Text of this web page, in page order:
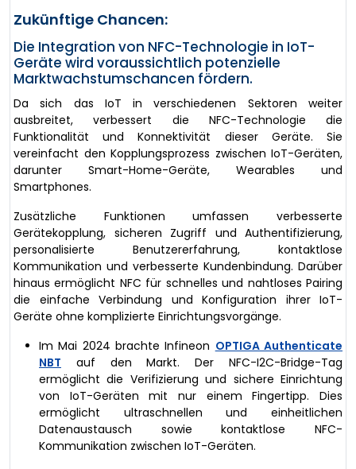
Zukünftige Chancen:
Die Integration von NFC-Technologie in IoT-
Geräte wird voraussichtlich potenzielle
Marktwachstumschancen fördern.
Da sich das IoT in verschiedenen Sektoren weiter
ausbreitet, verbessert die NFC-Technologie die
Funktionalität und Konnektivität dieser Geräte. Sie
vereinfacht den Kopplungsprozess zwischen IoT-Geräten,
darunter Smart-Home-Geräte, Wearables und
Smartphones.
Zusätzliche Funktionen umfassen verbesserte
Gerätekopplung, sicheren Zugriff und Authentifizierung,
personalisierte Benutzererfahrung, kontaktlose
Kommunikation und verbesserte Kundenbindung. Darüber
hinaus ermöglicht NFC für schnelles und nahtloses Pairing
die einfache Verbindung und Konfiguration ihrer IoT-
Geräte ohne komplizierte Einrichtungsvorgänge.
Im Mai 2024 brachte Infineon OPTIGA Authenticate
NBT auf den Markt. Der NFC-I2C-Bridge-Tag
ermöglicht die Verifizierung und sichere Einrichtung
von IoT-Geräten mit nur einem Fingertipp. Dies
ermöglicht ultraschnellen und einheitlichen
Datenaustausch sowie kontaktlose NFC-
Kommunikation zwischen IoT-Geräten.